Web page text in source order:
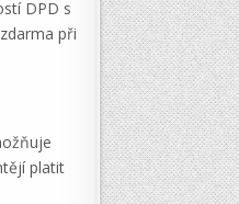
DPD s
při
platit